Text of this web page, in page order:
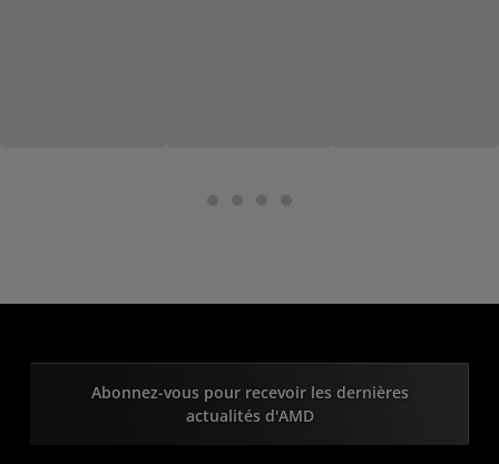
Abonnez-vous pour recevoir les dernières
actualités d'AMD